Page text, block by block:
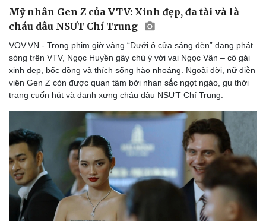
Mỹ nhân Gen Z của VTV: Xinh đẹp, đa tài và là
cháu dâu NSƯT Chí Trung
VOV.VN - Trong phim giờ vàng “Dưới ô cửa sáng đèn” đang phát
sóng trên VTV, Ngọc Huyền gây chú ý với vai Ngọc Vân – cô gái
xinh đẹp, bốc đồng và thích sống hào nhoáng. Ngoài đời, nữ diễn
viên Gen Z còn được quan tâm bởi nhan sắc ngọt ngào, gu thời
trang cuốn hút và danh xưng cháu dâu NSƯT Chí Trung.